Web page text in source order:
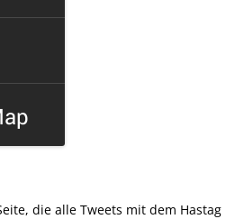
die alle Tweets mit dem Hastag